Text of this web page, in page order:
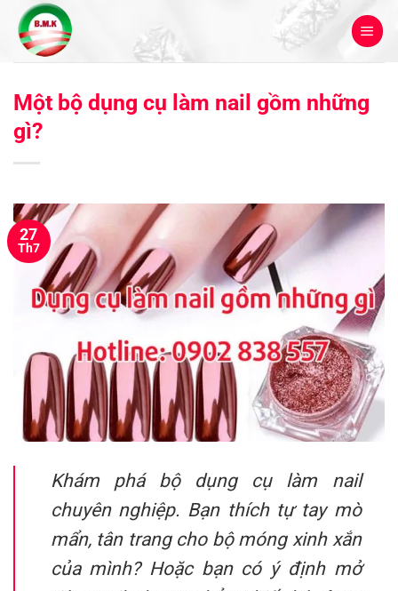
qua
nội
Một bộ dụng cụ làm nail gồm những
gì?
27
Th7
Khám phá bộ dụng cụ làm nail
chuyên nghiệp. Bạn thích tự tay mò
mẩn, tân trang cho bộ móng xinh xắn
của mình? Hoặc bạn có ý định mở